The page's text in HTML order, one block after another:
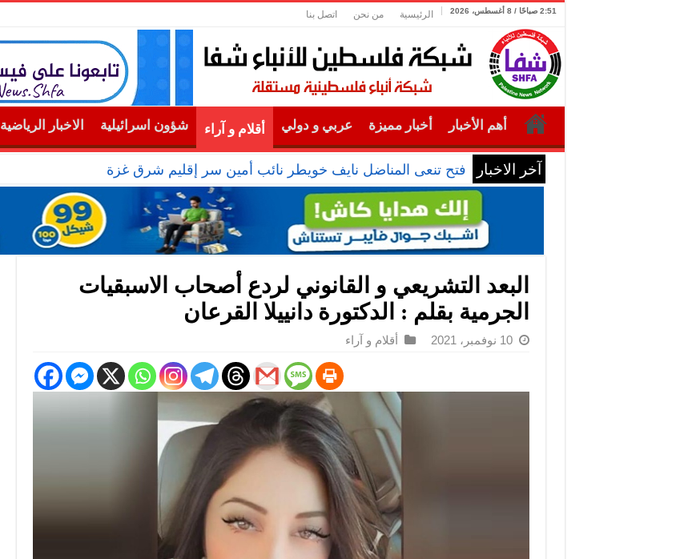
2:51 صباحًا / 8 أغسطس، 2026 الرئيسية من نحن اتصل بنا
أهم الأخبار أخبار مميزة عربي و دولي أقلام و آراء شؤون اسرائيلية الاخبار الرياضية
آخر الاخبار فتح تنعى المناضل نايف خويطر نائب أمين سر إقليم شرق غزة
البعد التشريعي و القانوني لردع أصحاب الاسبقيات
الجرمية بقلم : الدكتورة دانييلا القرعان
10 نوفمبر، 2021 أقلام و آراء